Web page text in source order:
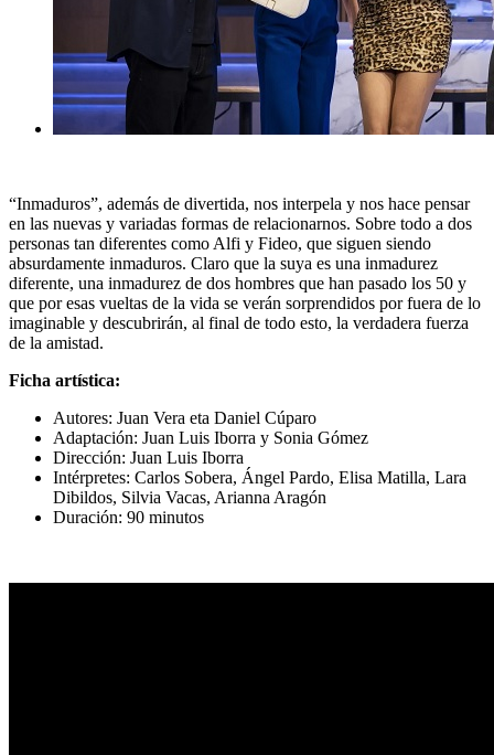
“Inmaduros”, además de divertida, nos interpela y nos hace pensar
en las nuevas y variadas formas de relacionarnos. Sobre todo a dos
personas tan diferentes como Alfi y Fideo, que siguen siendo
absurdamente inmaduros. Claro que la suya es una inmadurez
diferente, una inmadurez de dos hombres que han pasado los 50 y
que por esas vueltas de la vida se verán sorprendidos por fuera de lo
imaginable y descubrirán, al final de todo esto, la verdadera fuerza
de la amistad.
Ficha artística:
Autores: Juan Vera eta Daniel Cúparo
Adaptación: Juan Luis Iborra y Sonia Gómez
Dirección: Juan Luis Iborra
Intérpretes: Carlos Sobera, Ángel Pardo, Elisa Matilla, Lara
Dibildos, Silvia Vacas, Arianna Aragón
Duración: 90 minutos